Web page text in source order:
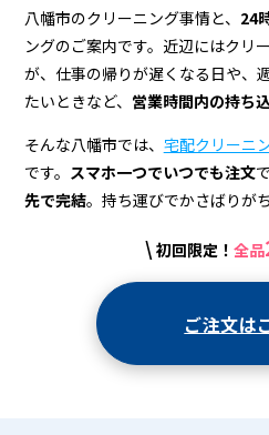
＆
宅
配
ク
リ
ー
八幡市のクリーニング事情と、 24
ングのご案内です。近辺にはクリ
が、仕事の帰りが遅くなる日や、
たいときなど、 営業時間内の持ち
そんな八幡市では、 宅配クリーニ
です。 スマホ一つでいつでも注文
先で完結。持ち運びでかさばりが
\ 初回限定！ 全品
ご注文は